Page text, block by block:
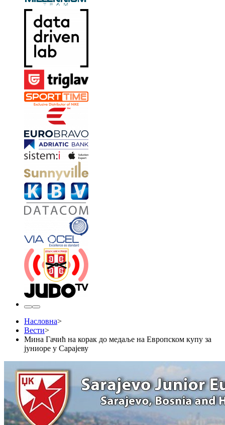
Насловна>
Вести>
Мина Гачић на корак до медаље на Европском купу за
јуниоре у Сарајеву